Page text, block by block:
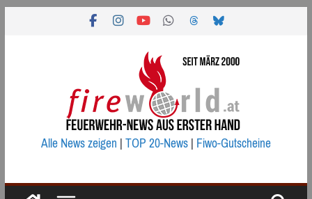
Alle News zeigen|TOP 20-News|Fiwo-Gutscheine